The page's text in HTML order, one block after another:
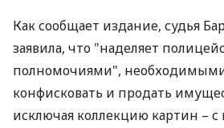
Как сообщает издание, судья
заявила, что "наделяет
полномочиями", необходимыми
конфисковать и продать
исключая коллекцию картин –